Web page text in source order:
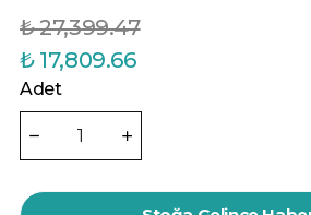
₺ 27,399.47
₺ 17,809.66
Adet